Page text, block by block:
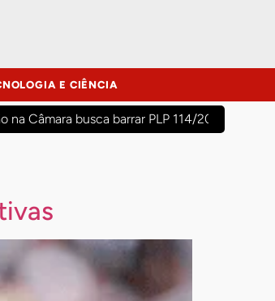
E CIÊNCIA
na Câmara busca barrar PLP 114/2026 para